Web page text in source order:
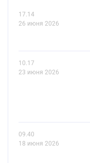
17.14
26 июня 2026
10.17
23 июня 2026
09.40
18 июня 2026